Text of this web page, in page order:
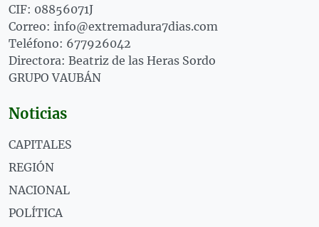
CIF: 08856071J
Correo: info@extremadura7dias.com
Teléfono: 677926042
Directora: Beatriz de las Heras Sordo
GRUPO VAUBÁN
Noticias
CAPITALES
REGIÓN
NACIONAL
POLÍTICA